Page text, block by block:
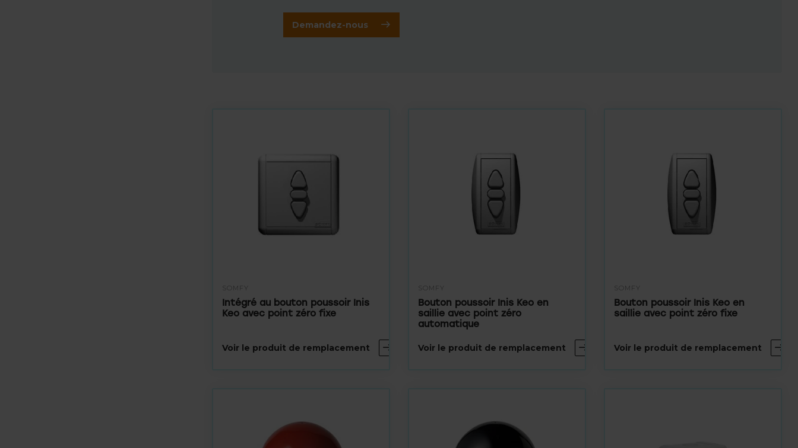
Demandez-nous
SOMFY
Intégré au bouton poussoir Inis
Keo avec point zéro fixe
Voir le produit de remplacement
SOMFY
Bouton poussoir Inis Keo en
saillie avec point zéro
automatique
Voir le produit de remplacement
SOMFY
Bouton poussoir Inis Keo en
saillie avec point zéro fixe
Voir le produit de remplacement